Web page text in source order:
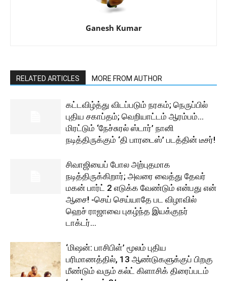
Ganesh Kumar
RELATED ARTICLES MORE FROM AUTHOR
கட்டவிழ்த்து விடப்படும் நரகம்; நெருப்பில்
புதிய சகாப்தம்; வெறியாட்டம் ஆரம்பம்…
மிரட்டும் ‘நேச்சுரல் ஸ்டார்’ நானி
நடித்திருக்கும் ‘தி பாரடைஸ்’ படத்தின் டீசர்!
சிவாஜியைப் போல அற்புதமாக
நடித்திருக்கிறார்; அவரை வைத்து தேவர்
மகன் பார்ட் 2 எடுக்க வேண்டும் என்பது என்
ஆசை! -செய் செய்யாதே பட விழாவில்
ஹெச் ராஜாவை புகழ்ந்த இயக்குநர்
டாக்டர்...
‘மிஷன்: பாசிபிள்’ மூலம் புதிய
பரிமாணத்தில், 13 ஆண்டுகளுக்குப் பிறகு
மீண்டும் வரும் கல்ட் கிளாசிக் திரைப்படம்